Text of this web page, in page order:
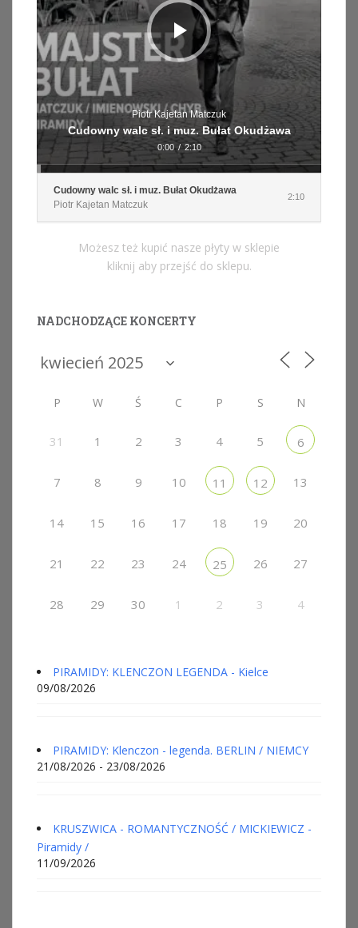
Piotr Kajetan Matczuk
Cudowny walc sł. i muz. Bułat Okudżawa
0:00 / 2:10
Cudowny walc sł. i muz. Bułat Okudżawa
Piotr Kajetan Matczuk
2:10
Możesz też kupić nasze płyty w sklepie
kliknij aby przejść do sklepu.
NADCHODZĄCE KONCERTY
P W Ś C P S N
31 1 2 3 4 5 6
7 8 9 10 11 12 13
14 15 16 17 18 19 20
21 22 23 24 25 26 27
28 29 30 1 2 3 4
PIRAMIDY: KLENCZON LEGENDA - Kielce
09/08/2026
PIRAMIDY: Klenczon - legenda. BERLIN / NIEMCY
21/08/2026 - 23/08/2026
KRUSZWICA - ROMANTYCZNOŚĆ / MICKIEWICZ -
Piramidy /
11/09/2026